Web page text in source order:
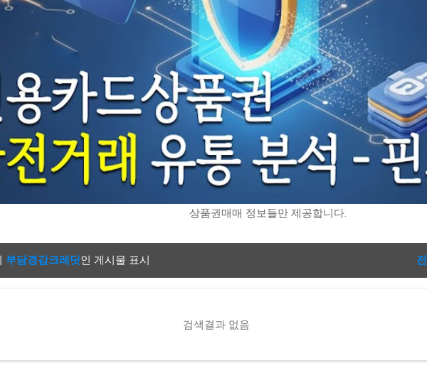
상품권매매 정보들만 제공합니다.
부담경감크레딧인 게시물 표시
검색결과 없음